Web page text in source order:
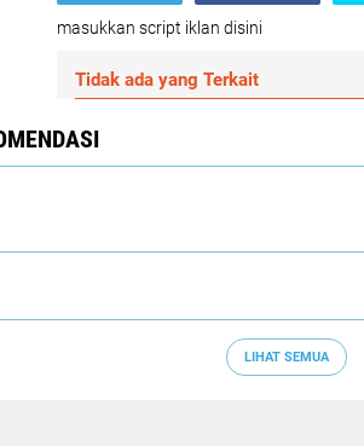
masukkan script iklan disini
Tidak ada yang Terkait
LIHAT SEMUA